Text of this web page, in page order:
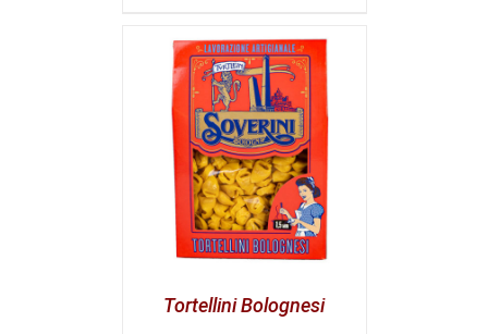
Tortellini Bolognesi